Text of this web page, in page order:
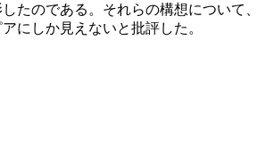
したのである。それらの構想につい
にしか見えないと批評した。